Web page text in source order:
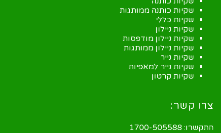
שקיות כותנה ממותגות
שקיות כללי
שקיות ניילון
שקיות ניילון מודפסות
שקיות ניילון ממותגות
שקיות נייר
שקיות נייר למאפיות
שקיות קרטון
צרו קשר:
התקשרו: 1700-505588